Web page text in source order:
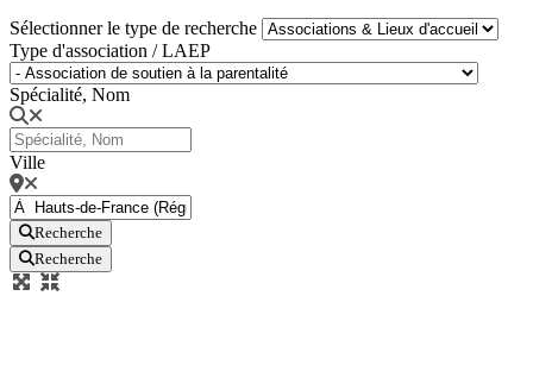
Sélectionner le type de recherche
Type d'association / LAEP
Spécialité, Nom
Ville
Recherche
Recherche